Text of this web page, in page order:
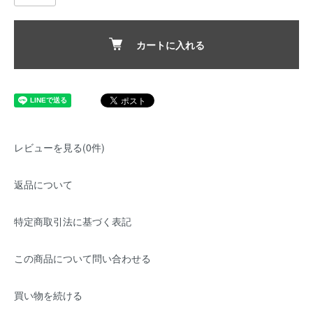
カートに入れる
レビューを見る(0件)
返品について
特定商取引法に基づく表記
この商品について問い合わせる
買い物を続ける